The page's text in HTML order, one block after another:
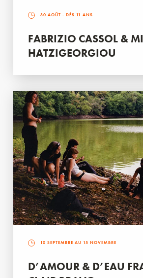
30 AOÛT - DÈS 11 ANS
FABRIZIO CASSOL &
HATZIGEORGIOU
10 SEPTEMBRE AU 15 NOVEMBRE
D’AMOUR & D’EAU